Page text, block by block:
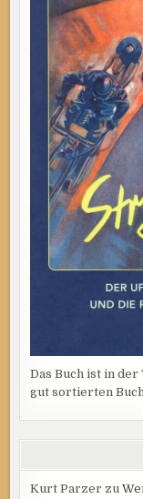
Das Buch ist in
gut sortierten
Kurt Parzer zu